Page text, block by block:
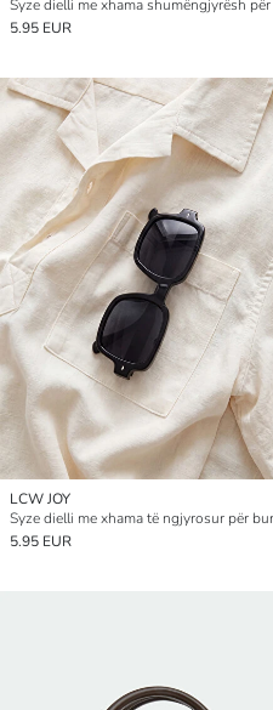
5.95 EUR
LCW JOY
Syze dielli me xhama të ngjyrosur për
5.95 EUR